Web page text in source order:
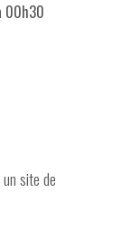
00h30
site de